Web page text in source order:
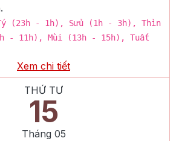
(23h - 1h), Sửu (1h - 3h), Thìn
- 11h), Mùi (13h - 15h), Tuất
Xem chi tiết
THỨ TƯ
15
Tháng 05